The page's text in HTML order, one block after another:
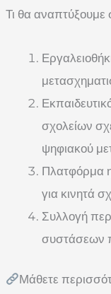
Τι θα αναπτύξουμε
σχολείων
ψηφιακού
Πλατφόρμα
για κινητά
Συλλογή
συστάσεων
Μάθετε